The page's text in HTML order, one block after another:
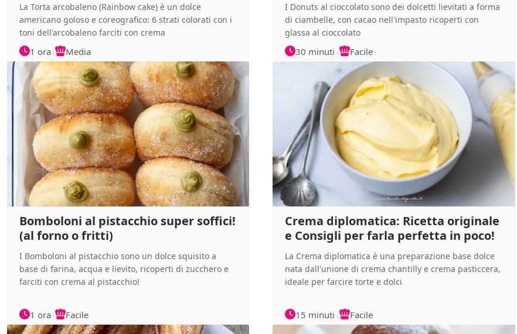
La Torta arcobaleno (Rainbow cake) è un dolce
americano goloso e coreografico: 6 strati colorati con i
toni dell'arcobaleno farciti con crema
1 ora Media
I Donuts al cioccolato sono dei dolcetti lievitati a forma
di ciambelle, con cacao nell'impasto ricoperti con
glassa al cioccolato
30 minuti Facile
Bomboloni al pistacchio super soffici!
(al forno o fritti)
I Bomboloni al pistacchio sono un dolce squisito a
base di farina, acqua e lievito, ricoperti di zucchero e
farciti con crema al pistacchio!
1 ora Facile
Crema diplomatica: Ricetta originale
e Consigli per farla perfetta in poco!
La Crema diplomatica è una preparazione base dolce
nata dall'unione di crema chantilly e crema pasticcera,
ideale per farcire torte e dolci
15 minuti Facile